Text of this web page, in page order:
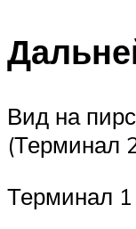
Вид на
(Терминал
Терминал 1